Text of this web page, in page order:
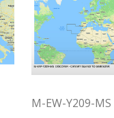
M-EW-Y209-MS